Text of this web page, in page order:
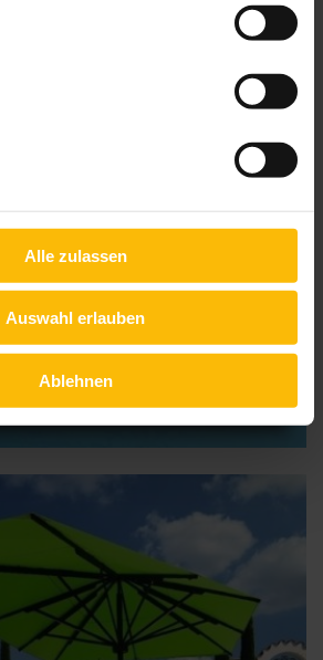
Alle zulassen
Auswahl erlauben
Ablehnen
Sonnenschirm Amalfi